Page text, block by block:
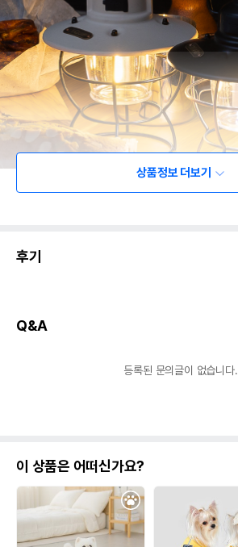
상품정보 더보기
후기
Q&A
등록된 문의글이 없습니다.
이 상품은 어떠신가요?